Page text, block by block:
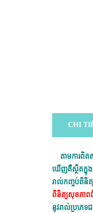
CHI
តាមការពិ
ឃើញគឺស្ថិតក្នុ
រាល់កញ្ចប់ពិនិ
ពិនិត្យសុខភាព
នូវរាល់ប្រភេ